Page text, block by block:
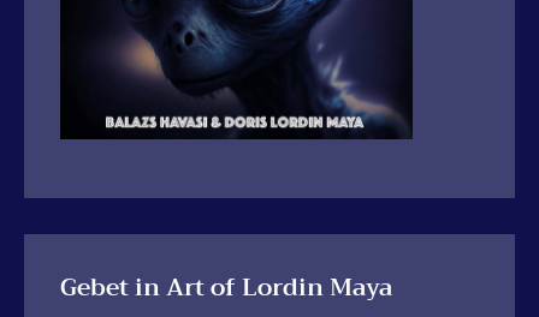
Gebet in Art of Lordin Maya